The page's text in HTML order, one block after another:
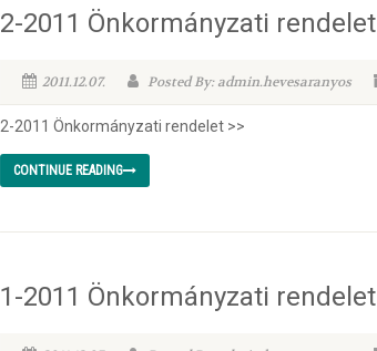
2-2011 Önkormányzati rendelet
2011.12.07. Posted By: admin.hevesaranyos
2-2011 Önkormányzati rendelet >>
CONTINUE READING
1-2011 Önkormányzati rendelet